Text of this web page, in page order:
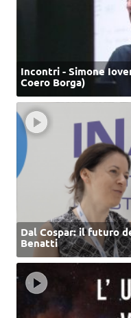
Incontri - Simone
Coero Borga)
Dal Cospar: il futuro
Benatti